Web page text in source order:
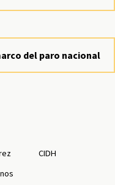
del paro nacional
CIDH